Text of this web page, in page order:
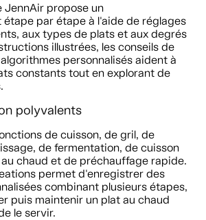
JennAir propose un
par étape à l'aide de réglages
aux types de plats et aux degrés
illustrées, les conseils de
personnalisés aident à
constants tout en explorant de
polyvalents
de cuisson, de gril, de
de fermentation, de cuisson
chaud et de préchauffage rapide.
permet d'enregistrer des
combinant plusieurs étapes,
puis maintenir un plat au chaud
le servir.